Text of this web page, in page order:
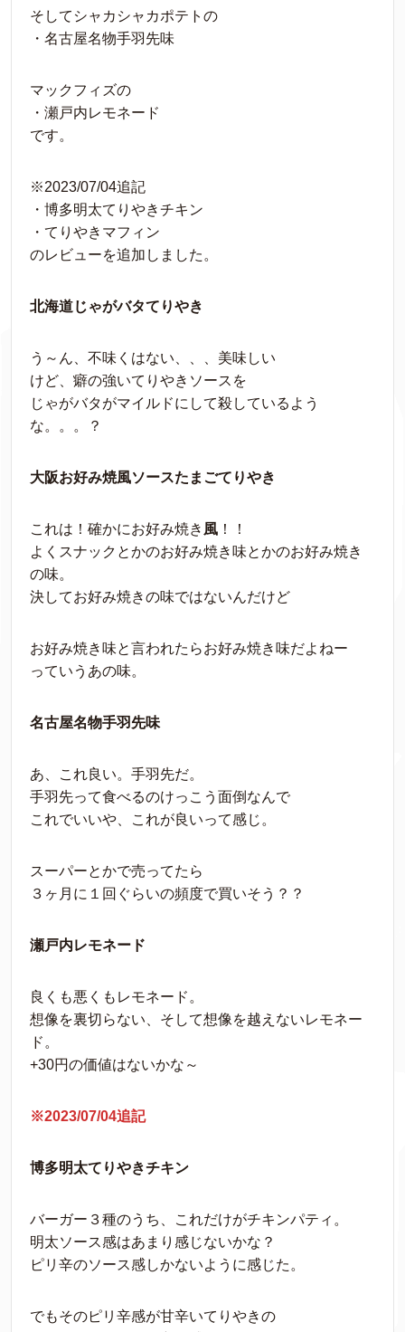
そしてシャカシャカポテトの
・名古屋名物手羽先味
マックフィズの
・瀬戸内レモネード
です。
※2023/07/04追記
・博多明太てりやきチキン
・てりやきマフィン
のレビューを追加しました。
北海道じゃがバタてりやき
う～ん、不味くはない、、、美味しい
けど、癖の強いてりやきソースを
じゃがバタがマイルドにして殺しているよう
な。。。？
大阪お好み焼風ソースたまごてりやき
これは！確かにお好み焼き 風 ！！
よくスナックとかのお好み焼き味とかのお好み焼き
の味。
決してお好み焼きの味ではないんだけど
お好み焼き味と言われたらお好み焼き味だよねー
っていうあの味。
名古屋名物手羽先味
あ、これ良い。手羽先だ。
手羽先って食べるのけっこう面倒なんで
これでいいや、これが良いって感じ。
スーパーとかで売ってたら
３ヶ月に１回ぐらいの頻度で買いそう？？
瀬戸内レモネード
良くも悪くもレモネード。
想像を裏切らない、そして想像を越えないレモネー
ド。
+30円の価値はないかな～
※2023/07/04追記
博多明太てりやきチキン
バーガー３種のうち、これだけがチキンパティ。
明太ソース感はあまり感じないかな？
ピリ辛のソース感しかないように感じた。
でもそのピリ辛感が甘辛いてりやきの